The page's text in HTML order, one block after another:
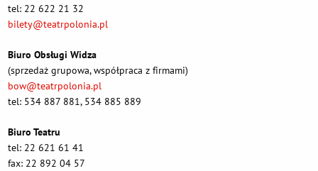
tel: 22 622 21 32
bilety@teatrpolonia.pl
Biuro Obsługi Widza
(sprzedaż grupowa, współpraca z firmami)
bow@teatrpolonia.pl
tel: 534 887 881, 534 885 889
Biuro Teatru
tel: 22 621 61 41
fax: 22 892 04 57